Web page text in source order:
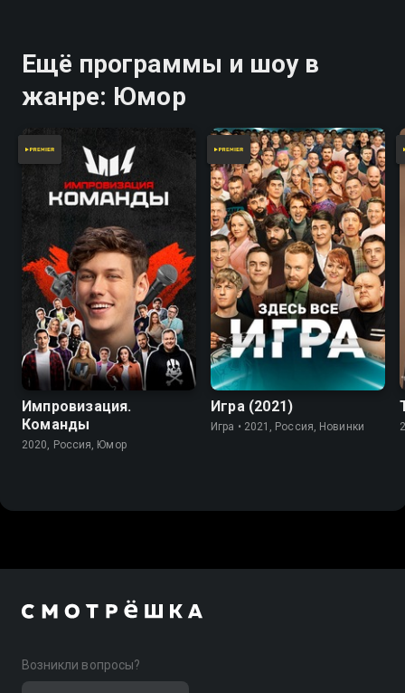
Ещё программы и шоу в
жанре: Юмор
Импровизация.
Команды
2020, Россия, Юмор
7.8
Игра (2021)
Игра • 2021, Россия, Новинки
Возникли вопросы?